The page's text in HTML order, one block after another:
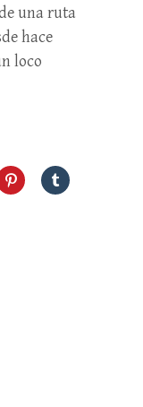
una ruta
hace
loco